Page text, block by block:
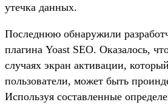
утечка данных.
Последнюю обнаружили
плагина Yoast SEO. Оказалось,
случаях экран активации,
пользователи, может быть
Используя составленные